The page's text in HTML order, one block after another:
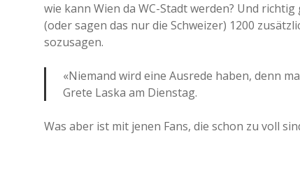
wie kann Wien da WC-Stadt werden? Und
(oder sagen das nur die Schweizer) 1200
sozusagen.
«Niemand wird eine Ausrede haben, denn
Grete Laska am Dienstag.
Was aber ist mit jenen Fans, die schon zu voll